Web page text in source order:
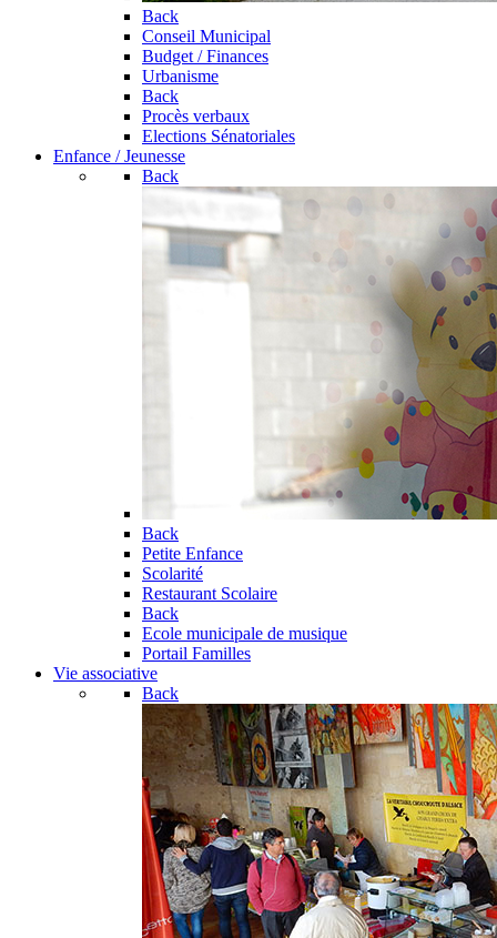
Back
Conseil Municipal
Budget / Finances
Urbanisme
Back
Procès verbaux
Elections Sénatoriales
Enfance / Jeunesse
Back
Back
Petite Enfance
Scolarité
Restaurant Scolaire
Back
Ecole municipale de musique
Portail Familles
Vie associative
Back